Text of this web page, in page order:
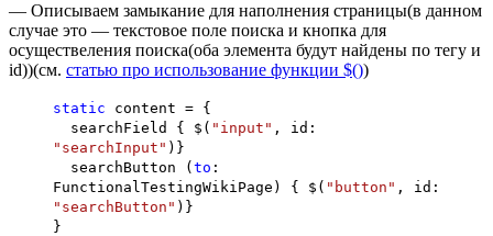
— Описываем замыкание для наполнения страницы(в данном
случае это — текстовое поле поиска и кнопка для
осуществеления поиска(оба элемента будут найдены по тегу и
id))(см. статью про использование функции $())
static content = {
searchField { $( "input" , id:
"searchInput" )}
searchButton ( to :
FunctionalTestingWikiPage) { $( "button" , id:
"searchButton" )}
}